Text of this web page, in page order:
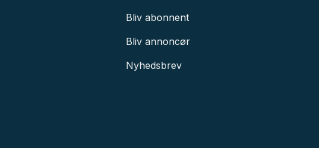
Bliv abonnent
Bliv annoncør
Nyhedsbrev